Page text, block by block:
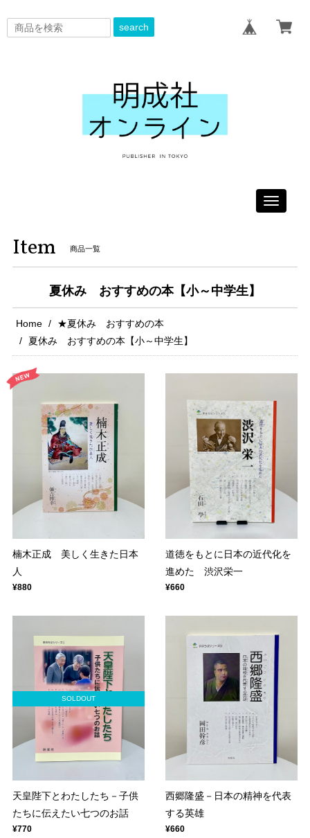
search
Toggle
Item 商品一覧
夏休み おすすめの本【小～中学生】
Home
★夏休み おすすめの本
夏休み おすすめの本【小～中学生】
楠木正成 美しく生きた日本
人
¥880
道徳をもとに日本の近代化を
進めた 渋沢栄一
¥660
SOLDOUT
天皇陛下とわたしたち－子供
たちに伝えたい七つのお話
¥770
西郷隆盛－日本の精神を代表
する英雄
¥660